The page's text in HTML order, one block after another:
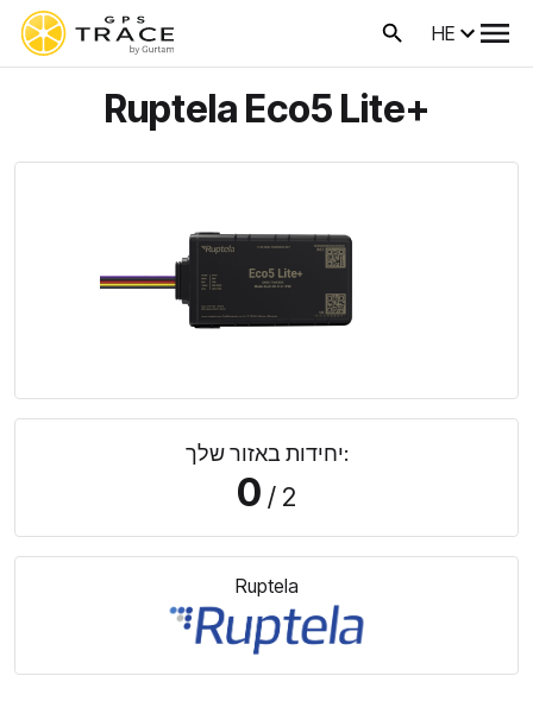
HE
Ruptela Eco5 Lite+
יחידות באזור שלך:
0 / 2
Ruptela